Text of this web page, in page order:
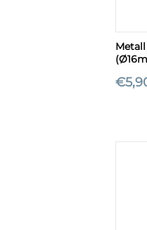
Metall
€